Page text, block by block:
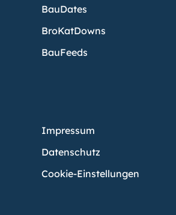
BauDates
BroKatDowns
BauFeeds
Impressum
Datenschutz
Cookie-Einstellungen